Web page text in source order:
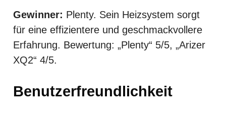
Gewinner: Plenty. Sein Heizsystem sorgt
für eine effizientere und geschmackvollere
Erfahrung. Bewertung: „Plenty“ 5/5, „Arizer
XQ2“ 4/5.
Benutzerfreundlichkeit